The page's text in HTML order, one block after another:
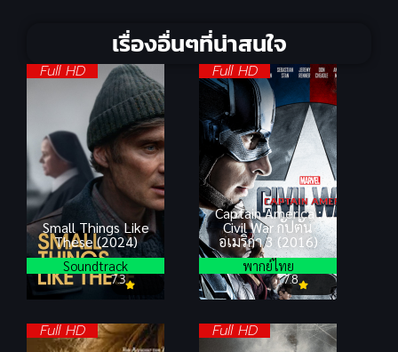
เรื่องอื่นๆที่น่าสนใจ
Full HD
Small Things Like
These (2024)
7.3
Soundtrack
Full HD
Captain America :
Civil War กัปตัน
อเมริกา 3 (2016)
7.8
พากย์ไทย
Full HD Full HD